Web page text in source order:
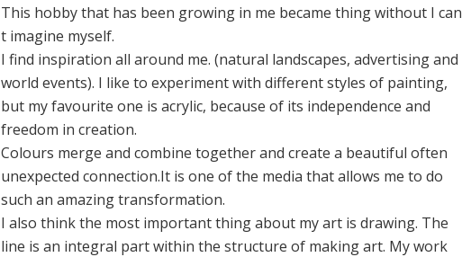
This hobby that has been growing in me became thing without I can
́t imagine myself.
I find inspiration all around me. (natural landscapes, advertising and
world events). I like to experiment with different styles of painting,
but my favourite one is acrylic, because of its independence and
freedom in creation.
Colours merge and combine together and create a beautiful often
unexpected connection.It is one of the media that allows me to do
such an amazing transformation.
I also think the most important thing about my art is drawing. The
line is an integral part within the structure of making art. My work